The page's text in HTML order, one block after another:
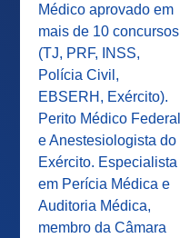
Médico aprovado em
mais de 10 concursos
(TJ, PRF, INSS,
Polícia Civil,
EBSERH, Exército).
Perito Médico Federal
e Anestesiologista do
Exército. Especialista
em Perícia Médica e
Auditoria Médica,
membro da Câmara